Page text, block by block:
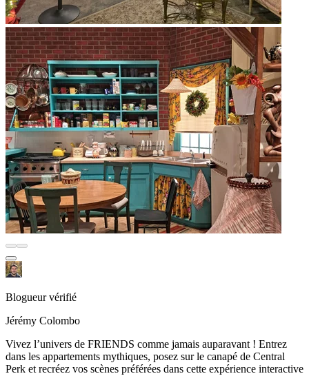
Blogueur vérifié
Jérémy Colombo
Vivez l’univers de FRIENDS comme jamais auparavant ! Entrez
dans les appartements mythiques, posez sur le canapé de Central
Perk et recréez vos scènes préférées dans cette expérience interactive